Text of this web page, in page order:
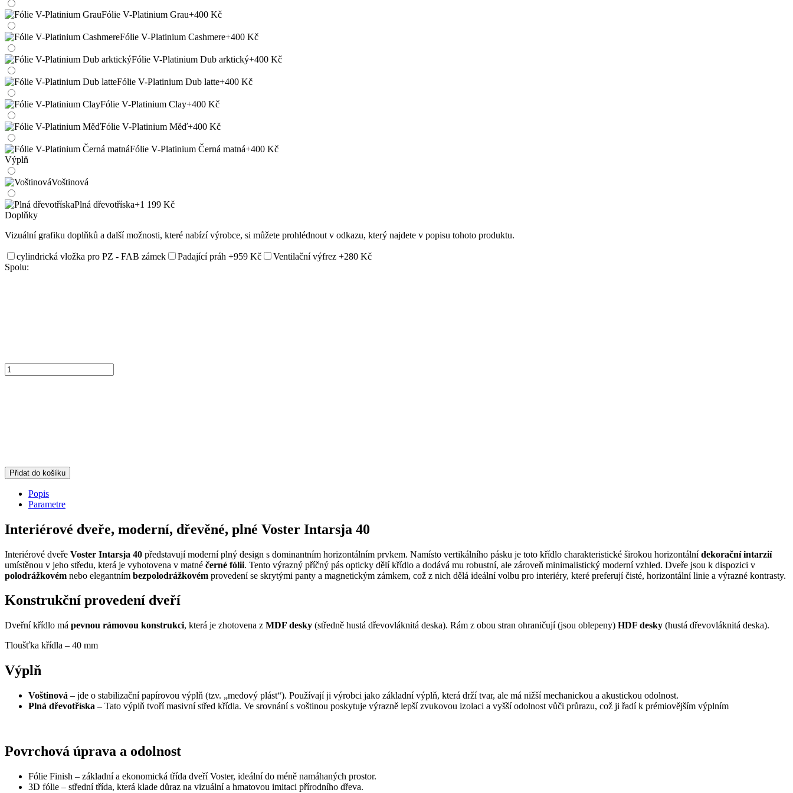
Fólie V-Platinium Grau+400 Kč
Fólie V-Platinium Cashmere+400 Kč
Fólie V-Platinium Dub arktický+400 Kč
Fólie V-Platinium Dub latte+400 Kč
Fólie V-Platinium Clay+400 Kč
Fólie V-Platinium Měď+400 Kč
Fólie V-Platinium Černá matná+400 Kč
Výplň
Voštinová
Plná dřevotříska+1 199 Kč
Doplňky
Vizuální grafiku doplňků a další možnosti, které nabízí výrobce, si můžete prohlédnout v odkazu, který najdete v popisu tohoto produktu.
cylindrická vložka pro PZ - FAB zámek Padající práh +959 Kč Ventilační výfrez +280 Kč
Spolu:
Přidat do košíku
Popis
Parametre
Interiérové dveře, moderní, dřevěné, plné Voster Intarsja 40
Interiérové dveře Voster Intarsja 40 představují moderní plný design s dominantním horizontálním prvkem. Namísto vertikálního pásku je toto křídlo charakteristické širokou horizontálnídekorační intarzií
umístěnou v jeho středu, která je vyhotovena v matné černé fólii. Tento výrazný příčný pás opticky dělí křídlo a dodává mu robustní, ale zároveň minimalistický moderní vzhled. Dveře jsou k dispozici v
polodrážkovém nebo elegantním bezpolodrážkovém provedení se skrytými panty a magnetickým zámkem, což z nich dělá ideální volbu pro interiéry, které preferují čisté, horizontální linie a výrazné kontrasty.
Konstrukční provedení dveří
Dveřní křídlo má pevnou rámovou konstrukci, která je zhotovena z MDF desky (středně hustá dřevovláknitá deska). Rám z obou stran ohraničují (jsou oblepeny) HDF desky (hustá dřevovláknitá deska).
Tloušťka křídla – 40 mm
Výplň
Voštinová – jde o stabilizační papírovou výplň (tzv. „medový plást“). Používají ji výrobci jako základní výplň, která drží tvar, ale má nižší mechanickou a akustickou odolnost.
Plná dřevotříska –Tato výplň tvoří masivní střed křídla. Ve srovnání s voštinou poskytuje výrazně lepší zvukovou izolaci a vyšší odolnost vůči průrazu, což ji řadí k prémiovějším výplním
Povrchová úprava a odolnost
Fólie Finish – základní a ekonomická třída dveří Voster, ideální do méně namáhaných prostor.
3D fólie – střední třída, která klade důraz na vizuální a hmatovou imitaci přírodního dřeva.